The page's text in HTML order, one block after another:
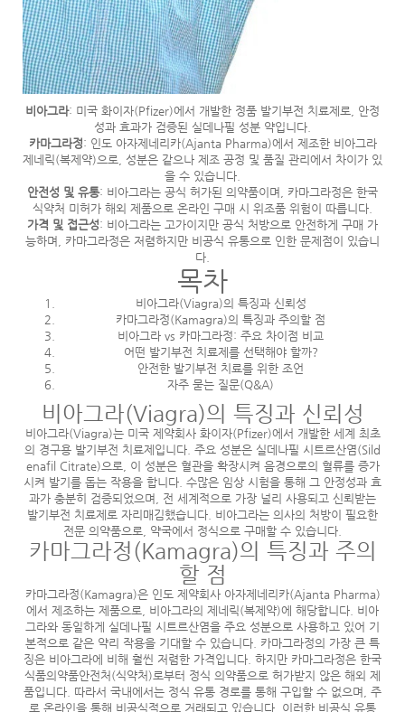
비아그라: 미국 화이자(Pfizer)에서 개발한 정품 발기부전 치료제로, 안정
성과 효과가 검증된 실데나필 성분 약입니다.
카마그라정: 인도 아자제네리카(Ajanta Pharma)에서 제조한 비아그라
제네릭(복제약)으로, 성분은 같으나 제조 공정 및 품질 관리에서 차이가 있
을 수 있습니다.
안전성 및 유통: 비아그라는 공식 허가된 의약품이며, 카마그라정은 한국
식약처 미허가 해외 제품으로 온라인 구매 시 위조품 위험이 따릅니다.
가격 및 접근성: 비아그라는 고가이지만 공식 처방으로 안전하게 구매 가
능하며, 카마그라정은 저렴하지만 비공식 유통으로 인한 문제점이 있습니
다.
목차
비아그라(Viagra)의 특징과 신뢰성
카마그라정(Kamagra)의 특징과 주의할 점
비아그라 vs 카마그라정: 주요 차이점 비교
어떤 발기부전 치료제를 선택해야 할까?
안전한 발기부전 치료를 위한 조언
자주 묻는 질문(Q&A)
비아그라(Viagra)의 특징과 신뢰성
비아그라(Viagra)는 미국 제약회사 화이자(Pfizer)에서 개발한 세계 최초
의 경구용 발기부전 치료제입니다. 주요 성분은 실데나필 시트르산염(Sild
enafil Citrate)으로, 이 성분은 혈관을 확장시켜 음경으로의 혈류를 증가
시켜 발기를 돕는 작용을 합니다. 수많은 임상 시험을 통해 그 안정성과 효
과가 충분히 검증되었으며, 전 세계적으로 가장 널리 사용되고 신뢰받는
발기부전 치료제로 자리매김했습니다. 비아그라는 의사의 처방이 필요한
전문 의약품으로, 약국에서 정식으로 구매할 수 있습니다.
카마그라정(Kamagra)의 특징과 주의
할 점
카마그라정(Kamagra)은 인도 제약회사 아자제네리카(Ajanta Pharma)
에서 제조하는 제품으로, 비아그라의 제네릭(복제약)에 해당합니다. 비아
그라와 동일하게 실데나필 시트르산염을 주요 성분으로 사용하고 있어 기
본적으로 같은 약리 작용을 기대할 수 있습니다. 카마그라정의 가장 큰 특
징은 비아그라에 비해 훨씬 저렴한 가격입니다. 하지만 카마그라정은 한국
식품의약품안전처(식약처)로부터 정식 의약품으로 허가받지 않은 해외 제
품입니다. 따라서 국내에서는 정식 유통 경로를 통해 구입할 수 없으며, 주
로 온라인을 통해 비공식적으로 거래되고 있습니다. 이러한 비공식 유통